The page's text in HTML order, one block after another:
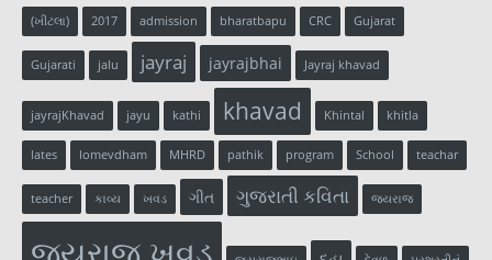
(ખીટલા) 2017 admission bharatbapu CRC Gujarat
Gujarati jalu jayraj jayrajbhai Jayraj khavad
jayrajKhavad jayu kathi khavad Khintal khitla
lates lomevdham MHRD pathik program School teachar
teacher કાવ્ય ખવડ ગીત ગુજરાતી કવિતા જયરાજ